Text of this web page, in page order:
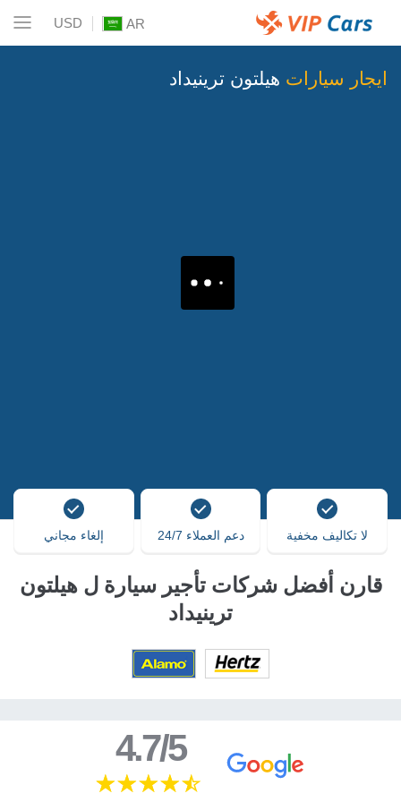
AR
USD
ايجار سيارات هيلتون ترينيداد
لا تكاليف مخفية دعم العملاء 24/7 إلغاء مجاني
قارن أفضل شركات تأجير سيارة ل هيلتون
ترينيداد
4.7/5